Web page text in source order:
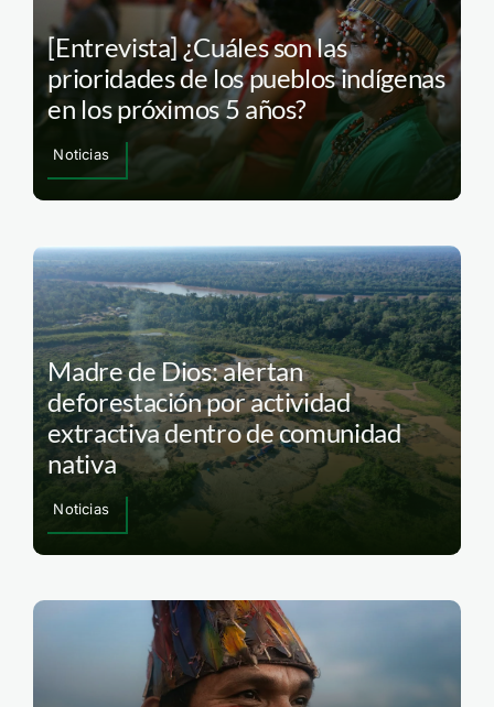
[Entrevista] ¿Cuáles son las
prioridades de los pueblos indígenas
en los próximos 5 años?
Noticias
Madre de Dios: alertan
deforestación por actividad
extractiva dentro de comunidad
nativa
Noticias